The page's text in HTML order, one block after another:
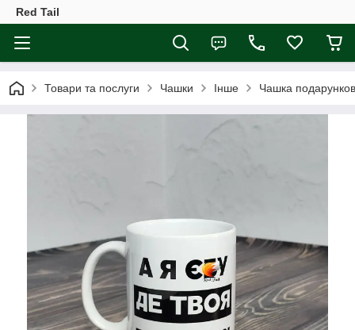
Red Tail
Товари та послуги Чашки Інше Чашка